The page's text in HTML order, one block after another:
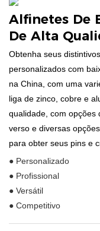
Alfinetes De
De Alta
Obtenha seus
personalizados com
na China, com uma
liga de zinco, cobre e
qualidade, com opções
verso e diversas
para obter seus pins e
● Personalizado
● Profissional
● Versátil
● Competitivo